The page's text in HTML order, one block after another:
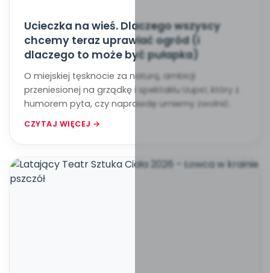
Ucieczka na wieś. Dlaczego wszyscy
chcemy teraz uprawiać ogród (i
dlaczego to może być pułapka)
O miejskiej tęsknocie za naturą, ambicji
przeniesionej na grządkę i spektaklu Uups!, który z
humorem pyta, czy naprawdę umiemy zwolnić.
CZYTAJ WIĘCEJ →